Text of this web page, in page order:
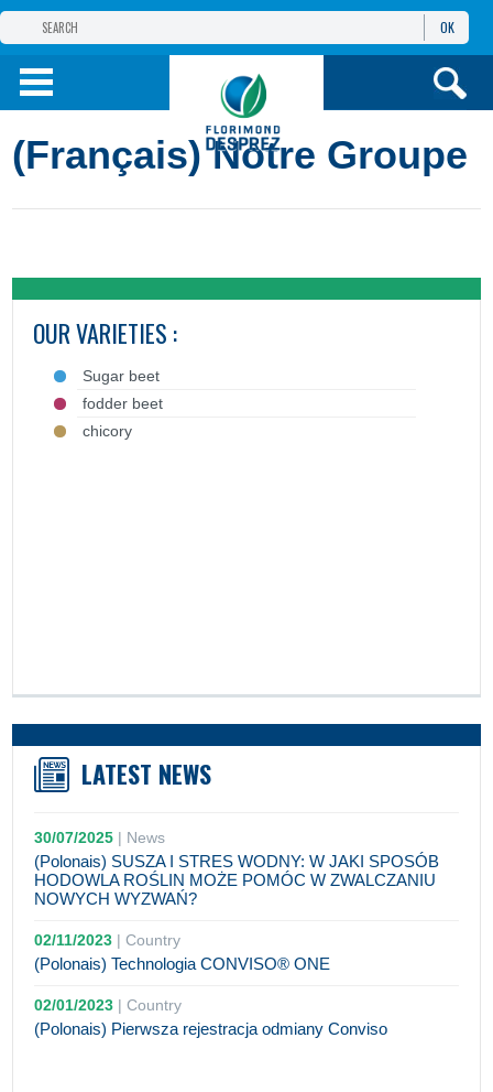
GROUPE
(FRANÇAIS) FLORIMOND DESPREZ
OK
(Français) Notre Groupe
OUR VARIETIES :
Sugar beet
fodder beet
chicory
LATEST NEWS
30/07/2025 | News
(Polonais) SUSZA I STRES WODNY: W JAKI SPOSÓB
HODOWLA ROŚLIN MOŻE POMÓC W ZWALCZANIU
NOWYCH WYZWAŃ?
02/11/2023 |Country
(Polonais) Technologia CONVISO® ONE
02/01/2023 |Country
(Polonais) Pierwsza rejestracja odmiany Conviso